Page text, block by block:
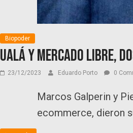
Biopoder
Ualá y Mercado Libre,
23/12/2023 Eduardo Porto 0
Marcos Galperin y
ecommerce, dieron